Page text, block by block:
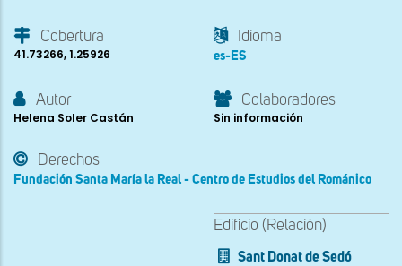
Cobertura
41.73266, 1.25926
Idioma
es-ES
Autor
Helena Soler Castán
Colaboradores
Sin información
Derechos
Fundación Santa María la Real - Centro de Estudios del Románico
Edificio (Relación)
Sant Donat de Sedó